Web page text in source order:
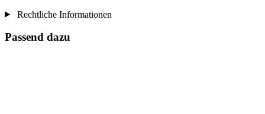
Rechtliche Informationen
Passend dazu